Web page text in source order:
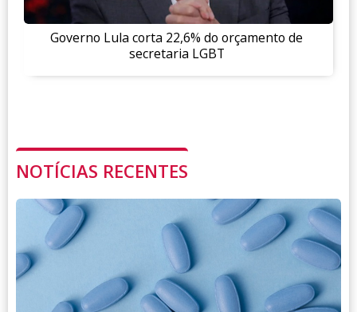
Governo Lula corta 22,6% do orçamento de
secretaria LGBT
NOTÍCIAS RECENTES